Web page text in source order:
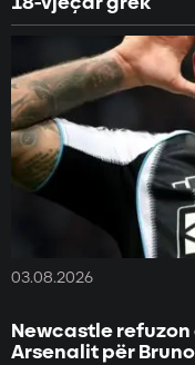
03.08.2026
Newcastle
Arsenalit për